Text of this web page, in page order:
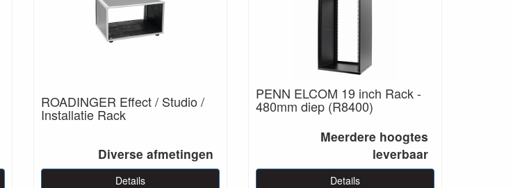
ROADINGER Effect / Studio /
Installatie Rack
Diverse afmetingen
Details
PENN ELCOM 19 inch Rack -
480mm diep (R8400)
Meerdere hoogtes
leverbaar
Details